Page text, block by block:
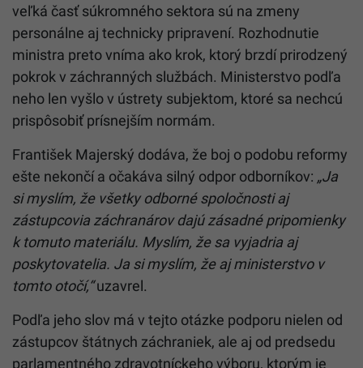
veľká časť súkromného sektora sú na zmeny
personálne aj technicky pripravení. Rozhodnutie
ministra preto vníma ako krok, ktorý brzdí prirodzený
pokrok v záchranných službách. Ministerstvo podľa
neho len vyšlo v ústrety subjektom, ktoré sa nechcú
prispôsobiť prísnejším normám.
František Majerský dodáva, že boj o podobu reformy
ešte nekončí a očakáva silný odpor odborníkov: „Ja
si myslím, že všetky odborné spoločnosti aj
zástupcovia záchranárov dajú zásadné pripomienky
k tomuto materiálu. Myslím, že sa vyjadria aj
poskytovatelia. Ja si myslím, že aj ministerstvo v
tomto otočí,“uzavrel.
Podľa jeho slov má v tejto otázke podporu nielen od
zástupcov štátnych záchraniek, ale aj od predsedu
parlamentného zdravotníckeho výboru, ktorým je